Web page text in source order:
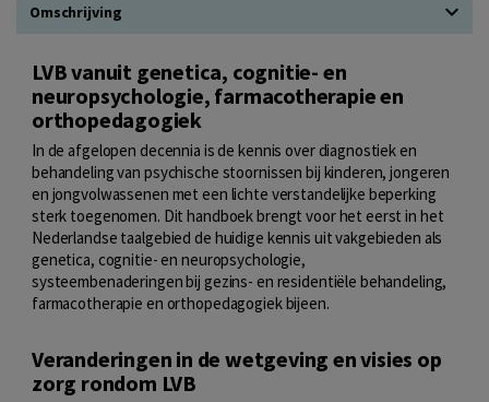
Omschrijving
LVB vanuit genetica, cognitie- en
neuropsychologie, farmacotherapie en
orthopedagogiek
In de afgelopen decennia is de kennis over diagnostiek en
behandeling van psychische stoornissen bij kinderen, jongeren
en jongvolwassenen met een lichte verstandelijke beperking
sterk toegenomen. Dit handboek brengt voor het eerst in het
Nederlandse taalgebied de huidige kennis uit vakgebieden als
genetica, cognitie- en neuropsychologie,
systeembenaderingen bij gezins- en residentiële behandeling,
farmacotherapie en orthopedagogiek bijeen.
Veranderingen in de wetgeving en visies op
zorg rondom LVB